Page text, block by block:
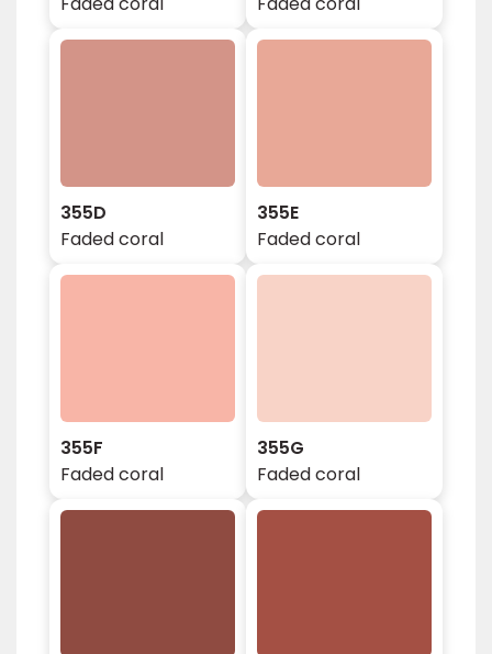
355D
Faded coral
355E
Faded coral
355F
Faded coral
355G
Faded coral